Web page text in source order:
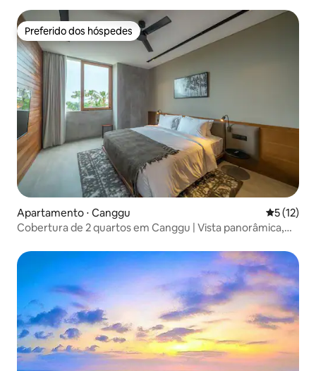
Preferido dos hóspedes
Preferido dos hóspedes
Apartamento ⋅ Canggu 5 de uma
5 (12)
Cobertura de 2 quartos em Canggu | Vista panorâmica,